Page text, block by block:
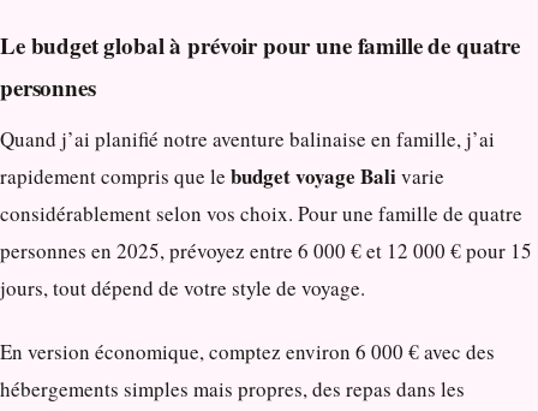
Le budget global à prévoir pour une famille de quatre
personnes
Quand j’ai planifié notre aventure balinaise en famille, j’ai
rapidement compris que le budget voyage Balivarie
considérablement selon vos choix. Pour une famille de quatre
personnes en 2025, prévoyez entre 6 000 € et 12 000 € pour 15
jours, tout dépend de votre style de voyage.
En version économique, comptez environ 6 000 € avec des
hébergements simples mais propres, des repas dans les